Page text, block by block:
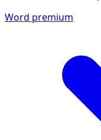
Word premium